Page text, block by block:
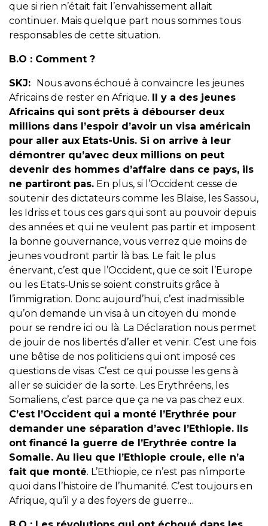
que si rien n’était fait l’envahissement allait
continuer. Mais quelque part nous sommes tous
responsables de cette situation.
B.O : Comment ?
SKJ: Nous avons échoué à convaincre les jeunes
Africains de rester en Afrique. Il y a des jeunes
Africains qui sont prêts à débourser deux
millions dans l’espoir d’avoir un visa américain
pour aller aux Etats-Unis. Si on arrive à leur
démontrer qu’avec deux millions on peut
devenir des hommes d’affaire dans ce pays, ils
ne partiront pas. En plus, si l’Occident cesse de
soutenir des dictateurs comme les Blaise, les Sassou,
les Idriss et tous ces gars qui sont au pouvoir depuis
des années et qui ne veulent pas partir et imposent
la bonne gouvernance, vous verrez que moins de
jeunes voudront partir là bas. Le fait le plus
énervant, c’est que l’Occident, que ce soit l’Europe
ou les Etats-Unis se soient construits grâce à
l’immigration. Donc aujourd’hui, c’est inadmissible
qu’on demande un visa à un citoyen du monde
pour se rendre ici ou là. La Déclaration nous permet
de jouir de nos libertés d’aller et venir. C’est une fois
une bêtise de nos politiciens qui ont imposé ces
questions de visas. C’est ce qui pousse les gens à
aller se suicider de la sorte. Les Erythréens, les
Somaliens, c’est parce que ça ne va pas chez eux.
C’est l’Occident qui a monté l’Erythrée pour
demander une séparation d’avec l’Ethiopie. Ils
ont financé la guerre de l’Erythrée contre la
Somalie. Au lieu que l’Ethiopie croule, elle n’a
fait que monté. L’Ethiopie, ce n’est pas n’importe
quoi dans l’histoire de l’humanité. C’est toujours en
Afrique, qu’il y a des foyers de guerre…